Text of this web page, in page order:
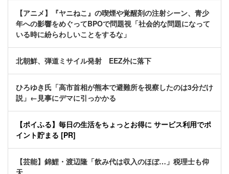
【アニメ】『ヤニねこ』の喫煙や覚醒剤の注射シーン、青少
年への影響をめぐってBPOで問題視「社会的な問題になって
いる時に紛らわしいことをするな」
北朝鮮、弾道ミサイル発射 EEZ外に落下
ひろゆき氏「高市首相が熊本で避難所を視察したのは3分だけ
説」←見事にデマに引っかかる
【ポイふる】毎日の生活をちょっとお得に サービス利用でポ
イント貯まる [PR]
【芸能】錦鯉・渡辺隆「飲み代は収入のほぼ…」税理士も仰